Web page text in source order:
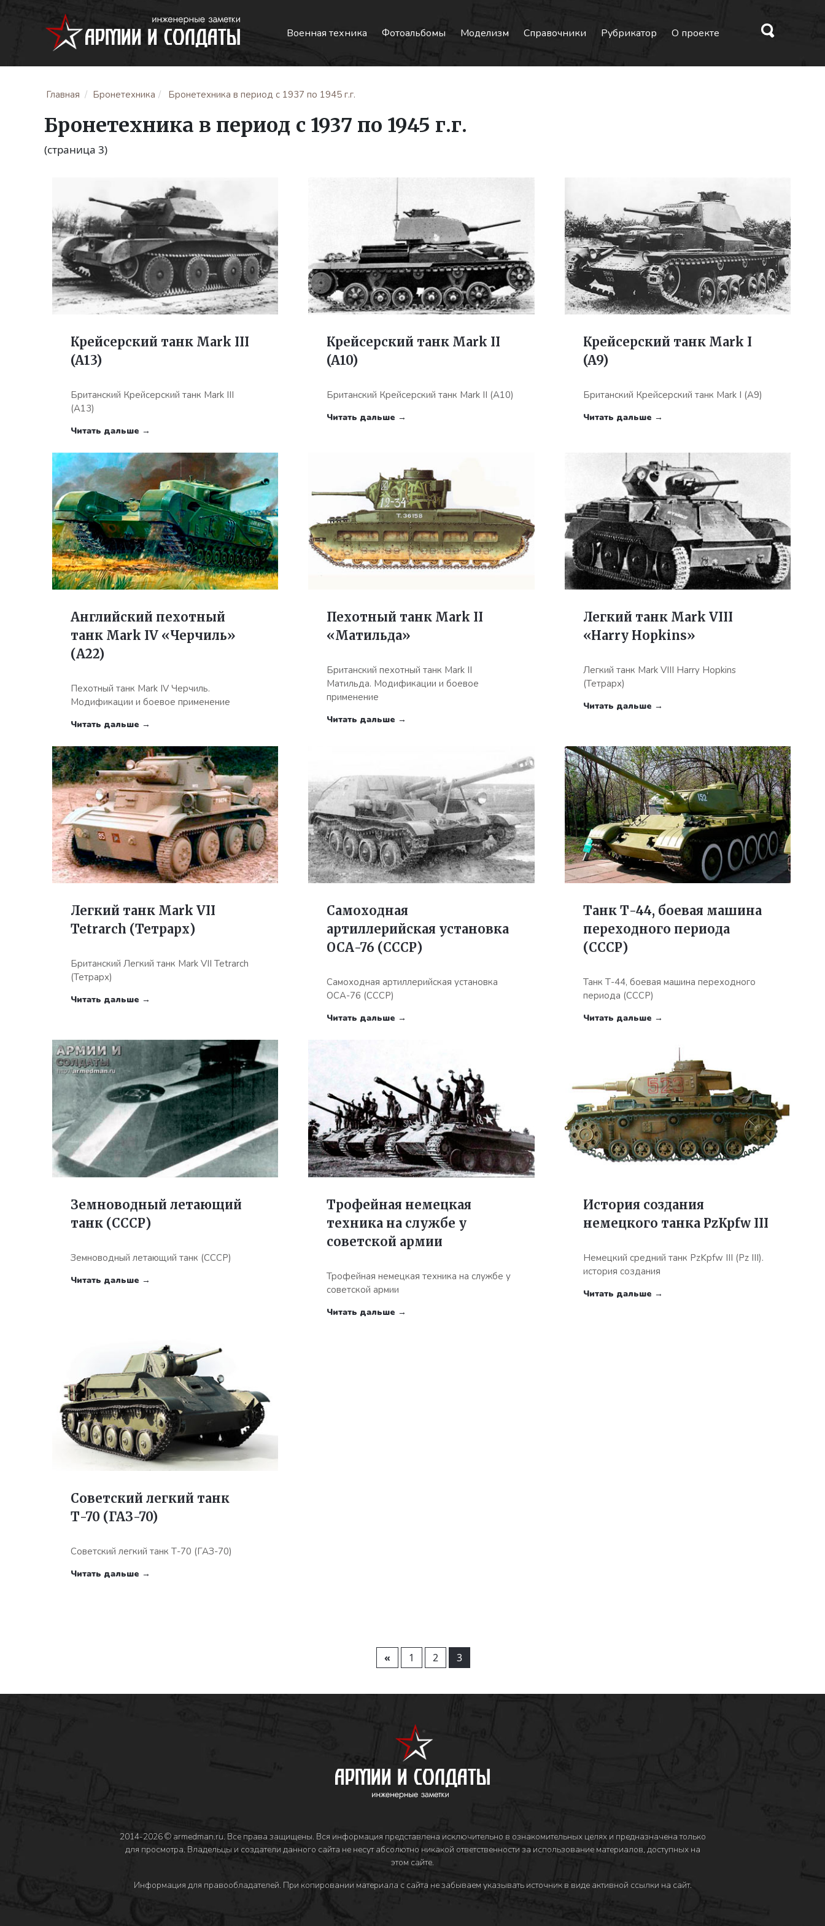
Военная техника Фотоальбомы Моделизм Справочники Рубрикатор О проекте
Главная Бронетехника Бронетехника в период с 1937 по 1945 г.г.
Бронетехника в период с 1937 по 1945 г.г.
(страница 3)
Крейсерский танк Mark III
(A13)
Британский Крейсерский танк Mark III
(A13)
Читать дальше →
Крейсерский танк Mark II
(A10)
Британский Крейсерский танк Mark II (A10)
Читать дальше →
Крейсерский танк Mark I
(A9)
Британский Крейсерский танк Mark I (A9)
Читать дальше →
Английский пехотный
танк Mark IV «Черчиль»
(А22)
Пехотный танк Mark IV Черчиль.
Модификации и боевое применение
Читать дальше →
Пехотный танк Mark II
«Матильда»
Британский пехотный танк Mark II
Матильда. Модификации и боевое
применение
Читать дальше →
Легкий танк Mark VIII
«Harry Hopkins»
Легкий танк Mark VIII Harry Hopkins
(Тетрарх)
Читать дальше →
Легкий танк Mark VII
Tetrarch (Тетрарх)
Британский Легкий танк Mark VII Tetrarch
(Тетрарх)
Читать дальше →
Самоходная
артиллерийская установка
ОСА-76 (СССР)
Самоходная артиллерийская установка
ОСА-76 (СССР)
Читать дальше →
Танк Т-44, боевая машина
переходного периода
(СССР)
Танк Т-44, боевая машина переходного
периода (СССР)
Читать дальше →
Земноводный летающий
танк (СССР)
Земноводный летающий танк (СССР)
Читать дальше →
Трофейная немецкая
техника на службе у
советской армии
Трофейная немецкая техника на службе у
советской армии
Читать дальше →
История создания
немецкого танка PzKpfw III
Немецкий средний танк PzKpfw III (Pz III).
история создания
Читать дальше →
Советский легкий танк
Т-70 (ГАЗ-70)
Советский легкий танк Т-70 (ГАЗ-70)
Читать дальше →
« 1 2 3
2014-2026 © armedman.ru. Все права защищены. Вся информация представлена исключительно в ознакомительных целях и предназначена только
для просмотра. Владельцы и создатели данного сайта не несут абсолютно никакой ответственности за использование материалов, доступных на
этом сайте.
Информация для правообладателей. При копировании материала с сайта не забываем указывать источник в виде активной ссылки на сайт.